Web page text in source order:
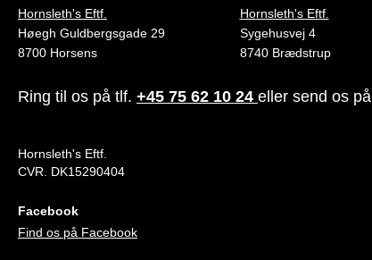
Hornsleth's Eftf.
Høegh Guldbergsgade 29
8700 Horsens
Hornsleth's Eftf.
Sygehusvej 4
8740 Brædstrup
Ring til os på tlf. +45 75 62 10 24 eller send os på
Hornsleth's Eftf.
CVR. DK15290404
Facebook
Find os på Facebook